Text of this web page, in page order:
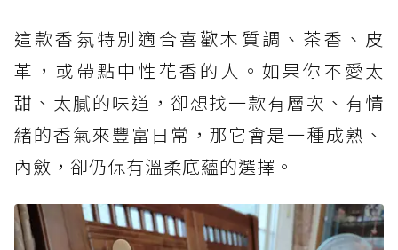
這款香氛特別適合喜歡木質調、茶香、皮
革，或帶點中性花香的人。如果你不愛太
甜、太膩的味道，卻想找一款有層次、有情
緒的香氣來豐富日常，那它會是一種成熟、
內斂，卻仍保有溫柔底蘊的選擇。